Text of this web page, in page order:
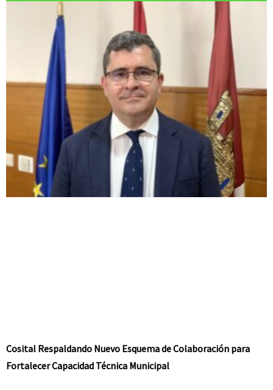
Cosital Respaldando Nuevo Esquema de Colaboración para
Fortalecer Capacidad Técnica Municipal